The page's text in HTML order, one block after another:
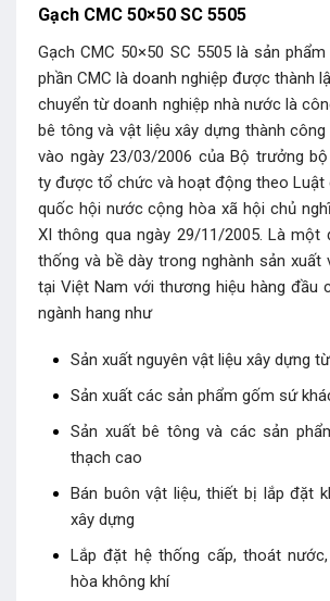
Gạch CMC 50×50 SC 5505
Gạch CMC 50×50 SC 5505 là sản
phần CMC là doanh nghiệp được thành
chuyển từ doanh nghiệp nhà nước là
bê tông và vật liệu xây dựng thành
vào ngày 23/03/2006 của Bộ trưởng
ty được tổ chức và hoạt động theo Luật
quốc hội nước cộng hòa xã hội chủ
XI thông qua ngày 29/11/2005. Là một
thống và bề dày trong nghành sản xuất
tại Việt Nam với thương hiệu hàng đầu
ngành hang như
Sản xuất nguyên vật liệu xây dựng
Sản xuất các sản phẩm gốm sứ
Sản xuất bê tông và các sản
thạch cao
Bán buôn vật liệu, thiết bị lắp đặt
xây dựng
Lắp đặt hệ thống cấp, thoát
hòa không khí